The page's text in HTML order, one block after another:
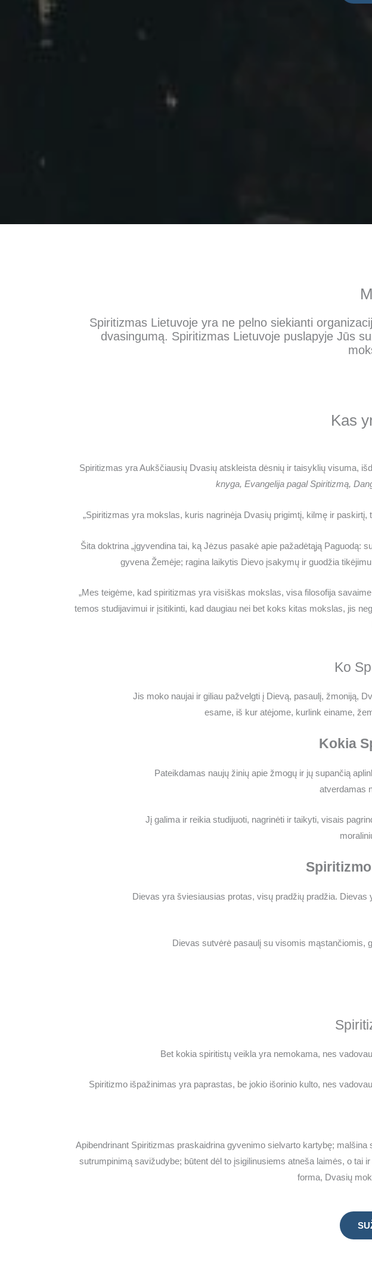
Spiritizmas Lietuvoje yra ne pelno siekianti
dvasingumą. Spiritizmas Lietuvoje puslapyje Jūs
Kas
Spiritizmas yra Aukščiausių Dvasių atskleista dėsnių ir taisyklių visuma,
knyga, Evangelija pagal Spiritizmą,
„Spiritizmas yra mokslas, kuris nagrinėja Dvasių prigimtį, kilmę ir paskirtį,
Šita doktrina „įgyvendina tai, ką Jėzus pasakė apie pažadėtąją Paguodą:
gyvena Žemėje; ragina laikytis Dievo įsakymų ir guodžia tikėjimu
„Mes teigėme, kad spiritizmas yra visiškas mokslas, visa filosofija
temos studijavimui ir įsitikinti, kad daugiau nei bet koks kitas mokslas, jis
Ko
Jis moko naujai ir giliau pažvelgti į Dievą, pasaulį, žmoniją,
esame, iš kur atėjome, kurlink einame,
Kokia
Pateikdamas naujų žinių apie žmogų ir jų supančią
atverdamas
Jį galima ir reikia studijuoti, nagrinėti ir taikyti, visais
Dievas yra šviesiausias protas, visų pradžių pradžia.
Dievas sutvėrė pasaulį su visomis mąstančiomis,
Bet kokia spiritistų veikla yra nemokama, nes
Spiritizmo išpažinimas yra paprastas, be jokio išorinio kulto, nes
Apibendrinant Spiritizmas praskaidrina gyvenimo sielvarto kartybę;
sutrumpinimą savižudybe; būtent dėl to įsigilinusiems atneša laimės, o tai
forma, Dvasių